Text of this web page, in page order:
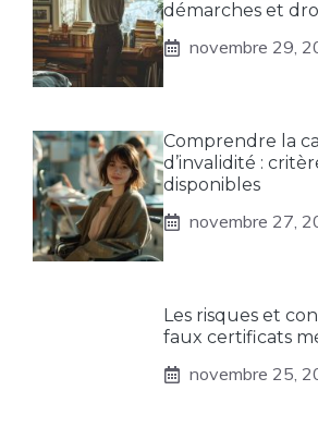
démarches et
novembre 29,
Comprendre la
d’invalidité :
disponibles
novembre 27,
Les risques et
faux certificats
novembre 25,